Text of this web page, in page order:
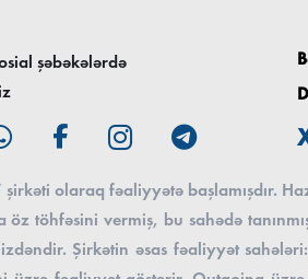
şəbəkələrdə
şirkəti olaraq fəaliyyətə başlamışdır.
töhfəsini vermiş, bu sahədə
Şirkətin əsas fəaliyyət